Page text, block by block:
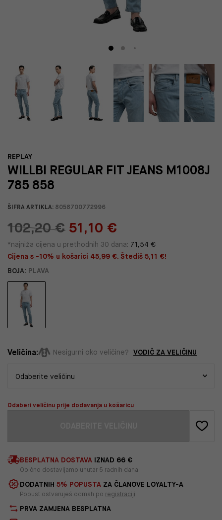
REPLAY
WILLBI REGULAR FIT JEANS M1008J
785 858
ŠIFRA ARTIKLA: 8058700772996
102,20 € 51,10 €
*najniža cijena u prethodnih 30 dana: 71,54 €
Cijena s -10% u košarici 45,99 €. Štediš 5,11 €!
BOJA: PLAVA
Veličina: Nesigurni oko veličine? VODIČ ZA VELIČINU
Odaberi veličinu prije dodavanja u košaricu
BESPLATNA DOSTAVA IZNAD 66 €
Obično dostavljamo unutar 5 radnih dana
DODATNIH 5% POPUSTA ZA ČLANOVE LOYALTY-A
Popust ostvaruješ odmah po registraciji
PRVA ZAMJENA BESPLATNA